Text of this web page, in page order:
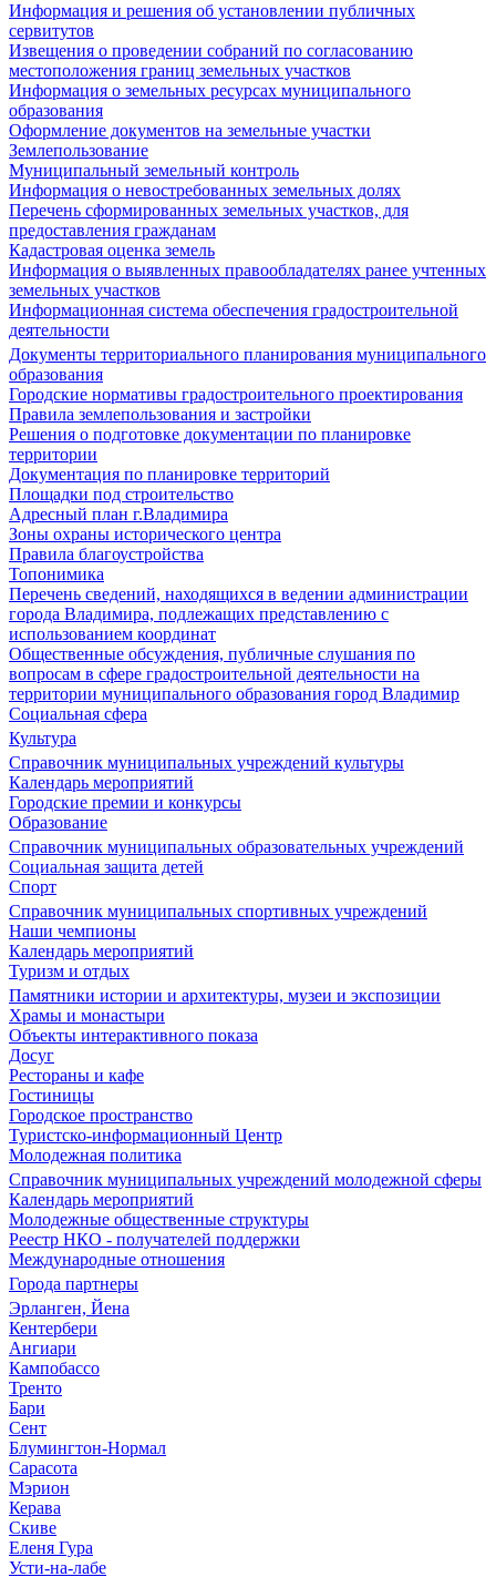
Информация и решения об установлении публичных
сервитутов
Извещения о проведении собраний по согласованию
местоположения границ земельных участков
Информация о земельных ресурсах муниципального
образования
Оформление документов на земельные участки
Землепользование
Муниципальный земельный контроль
Информация о невостребованных земельных долях
Перечень сформированных земельных участков, для
предоставления гражданам
Кадастровая оценка земель
Информация о выявленных правообладателях ранее учтенных
земельных участков
Информационная система обеспечения градостроительной
деятельности
Документы территориального планирования муниципального
образования
Городские нормативы градостроительного проектирования
Правила землепользования и застройки
Решения о подготовке документации по планировке
территории
Документация по планировке территорий
Площадки под строительство
Адресный план г.Владимира
Зоны охраны исторического центра
Правила благоустройства
Топонимика
Перечень сведений, находящихся в ведении администрации
города Владимира, подлежащих представлению с
использованием координат
Общественные обсуждения, публичные слушания по
вопросам в сфере градостроительной деятельности на
территории муниципального образования город Владимир
Социальная сфера
Культура
Справочник муниципальных учреждений культуры
Календарь мероприятий
Городские премии и конкурсы
Образование
Справочник муниципальных образовательных учреждений
Социальная защита детей
Спорт
Справочник муниципальных спортивных учреждений
Наши чемпионы
Календарь мероприятий
Туризм и отдых
Памятники истории и архитектуры, музеи и экспозиции
Храмы и монастыри
Объекты интерактивного показа
Досуг
Рестораны и кафе
Гостиницы
Городское пространство
Туристско-информационный Центр
Молодежная политика
Справочник муниципальных учреждений молодежной сферы
Календарь мероприятий
Молодежные общественные структуры
Реестр НКО - получателей поддержки
Международные отношения
Города партнеры
Эрланген, Йена
Кентербери
Ангиари
Кампобассо
Тренто
Бари
Сент
Блумингтон-Нормал
Сарасота
Мэрион
Керава
Скиве
Еленя Гура
Усти-на-лабе